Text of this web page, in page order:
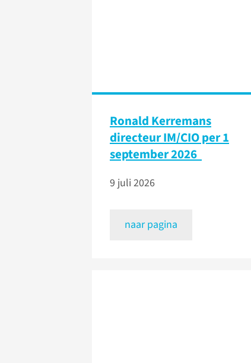
Ronald Kerremans
directeur IM/CIO per 1
september 2026
9 juli 2026
naar pagina